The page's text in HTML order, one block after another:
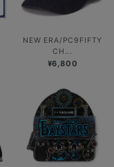
NEW ERA/PC9FIFTY
CH...
¥6,800